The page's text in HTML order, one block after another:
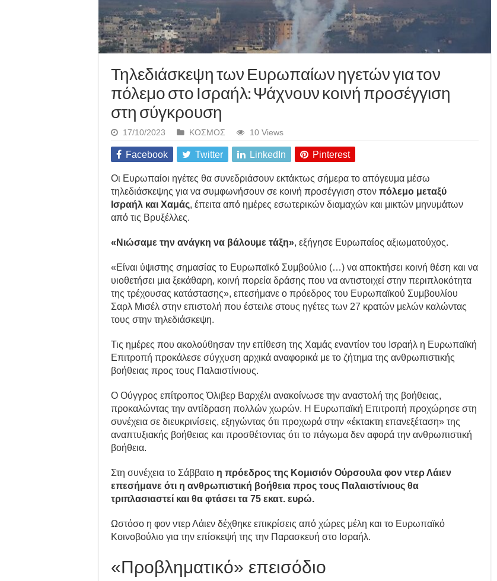
Τηλεδιάσκεψη των Ευρωπαίων ηγετών για τον
πόλεμο στο Ισραήλ: Ψάχνουν κοινή προσέγγιση
στη σύγκρουση
17/10/2023 ΚΟΣΜΟΣ 10 Views
Facebook Twitter LinkedIn Pinterest
Οι Ευρωπαίοι ηγέτες θα συνεδριάσουν εκτάκτως σήμερα το απόγευμα μέσω
τηλεδιάσκεψης για να συμφωνήσουν σε κοινή προσέγγιση στον πόλεμο μεταξύ
Ισραήλ και Χαμάς, έπειτα από ημέρες εσωτερικών διαμαχών και μικτών μηνυμάτων
από τις Βρυξέλλες.
«Νιώσαμε την ανάγκη να βάλουμε τάξη», εξήγησε Ευρωπαίος αξιωματούχος.
«Είναι ύψιστης σημασίας το Ευρωπαϊκό Συμβούλιο (…) να αποκτήσει κοινή θέση και να
υιοθετήσει μια ξεκάθαρη, κοινή πορεία δράσης που να αντιστοιχεί στην περιπλοκότητα
της τρέχουσας κατάστασης», επεσήμανε ο πρόεδρος του Ευρωπαϊκού Συμβουλίου
Σαρλ Μισέλ στην επιστολή που έστειλε στους ηγέτες των 27 κρατών μελών καλώντας
τους στην τηλεδιάσκεψη.
Τις ημέρες που ακολούθησαν την επίθεση της Χαμάς εναντίον του Ισραήλ η Ευρωπαϊκή
Επιτροπή προκάλεσε σύγχυση αρχικά αναφορικά με το ζήτημα της ανθρωπιστικής
βοήθειας προς τους Παλαιστίνιους.
Ο Ούγγρος επίτροπος Όλιβερ Βαρχέλι ανακοίνωσε την αναστολή της βοήθειας,
προκαλώντας την αντίδραση πολλών χωρών. Η Ευρωπαϊκή Επιτροπή προχώρησε στη
συνέχεια σε διευκρινίσεις, εξηγώντας ότι προχωρά στην «έκτακτη επανεξέταση» της
αναπτυξιακής βοήθειας και προσθέτοντας ότι το πάγωμα δεν αφορά την ανθρωπιστική
βοήθεια.
Στη συνέχεια το Σάββατο η πρόεδρος της Κομισιόν Ούρσουλα φον ντερ Λάιεν
επεσήμανε ότι η ανθρωπιστική βοήθεια προς τους Παλαιστίνιους θα
τριπλασιαστεί και θα φτάσει τα 75 εκατ. ευρώ.
Ωστόσο η φον ντερ Λάιεν δέχθηκε επικρίσεις από χώρες μέλη και το Ευρωπαϊκό
Κοινοβούλιο για την επίσκεψή της την Παρασκευή στο Ισραήλ.
«Προβληματικό» επεισόδιο